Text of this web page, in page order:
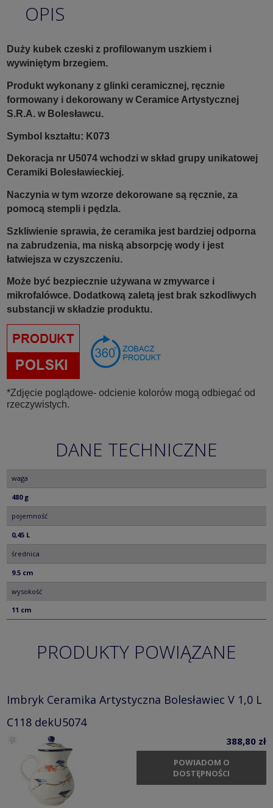
OPIS
Duży kubek czeski z profilowanym uszkiem i
wywiniętym brzegiem.
Produkt wykonany z glinki ceramicznej, ręcznie
formowany i dekorowany w Ceramice Artystycznej
S.R.A. w Bolesławcu.
Symbol kształtu: K073
Dekoracja nr U5074 wchodzi w skład grupy unikatowej
Ceramiki Bolesławieckiej.
Naczynia w tym wzorze dekorowane są ręcznie, za
pomocą stempli i pędzla.
Szkliwienie sprawia, że ceramika jest bardziej odporna
na zabrudzenia, ma niską absorpcję wody i jest
łatwiejsza w czyszczeniu.
Może być bezpiecznie używana w zmywarce i
mikrofalówce. Dodatkową zaletą jest brak szkodliwych
substancji w składzie produktu.
*Zdjęcie poglądowe- odcienie kolorów mogą odbiegać od
rzeczywistych.
DANE TECHNICZNE
waga
480 g
pojemność
0,45 L
średnica
9.5 cm
wysokość
11 cm
PRODUKTY POWIĄZANE
Imbryk Ceramika Artystyczna Bolesławiec V 1,0 L
C118 dekU5074
388,80 zł
POWIADOM O
DOSTĘPNOŚCI